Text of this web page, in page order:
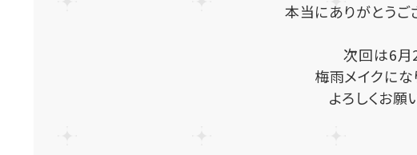
本当にありがとう
次回は6月
梅雨メイクにな
よろしくお願